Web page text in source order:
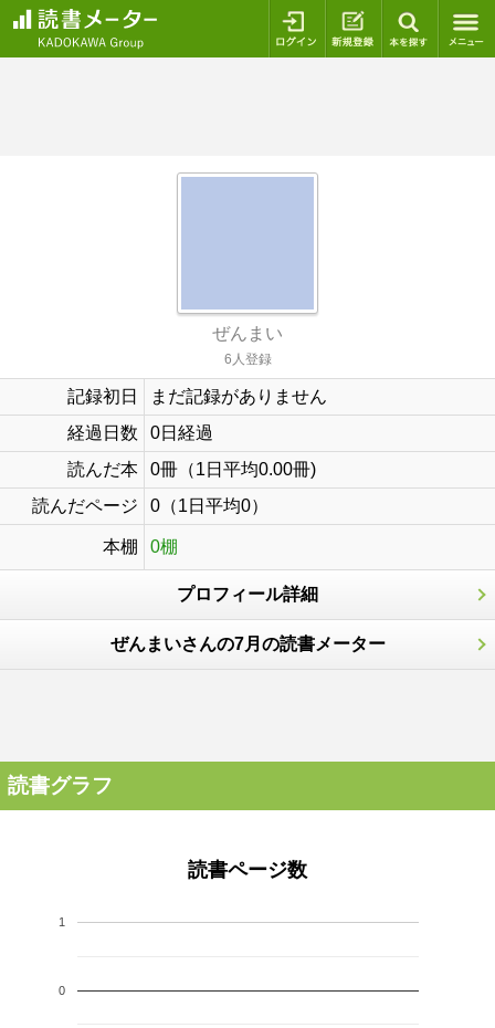
ログイン 新規登録
ぜんまい
6人登録
記録初日
まだ記録がありません
経過日数
0日経過
読んだ本
0冊（1日平均0.00冊)
読んだページ
0（1日平均0）
本棚 0棚
プロフィール詳細
ぜんまいさんの7月の読書メーター
読書グラフ
読書ページ数
0
1